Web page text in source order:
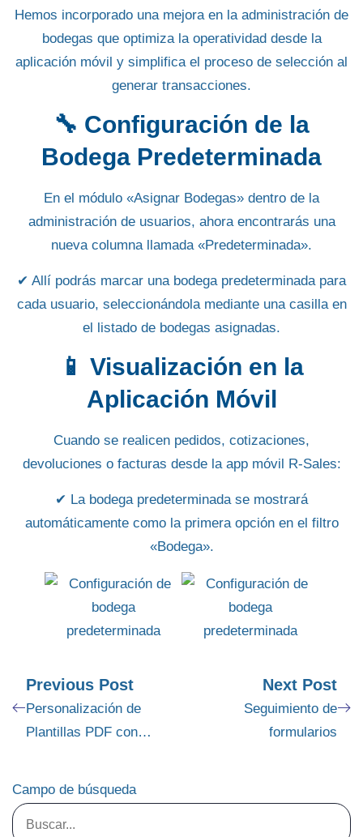
Hemos incorporado una mejora en la administración de
bodegas que optimiza la operatividad desde la
aplicación móvil y simplifica el proceso de selección al
generar transacciones.
🔧 Configuración de la
Bodega Predeterminada
En el módulo «Asignar Bodegas» dentro de la
administración de usuarios, ahora encontrarás una
nueva columna llamada «Predeterminada».
✔ Allí podrás marcar una bodega predeterminada para
cada usuario, seleccionándola mediante una casilla en
el listado de bodegas asignadas.
📱 Visualización en la
Aplicación Móvil
Cuando se realicen pedidos, cotizaciones,
devoluciones o facturas desde la app móvil R-Sales:
✔ La bodega predeterminada se mostrará
automáticamente como la primera opciónen el filtro
«Bodega».
Previous Post
Personalización de
Plantillas PDF con
Next Post
Seguimiento de
formularios
Campo de búsqueda